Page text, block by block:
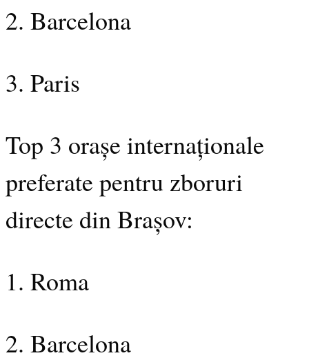
2. Barcelona
3. Paris
Top 3 orașe internaționale
preferate pentru zboruri
directe din Brașov:
1. Roma
2. Barcelona